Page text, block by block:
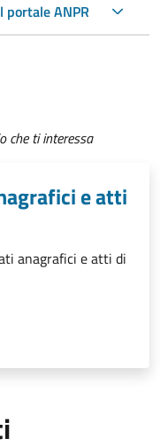
ANPR
che ti interessa
e atti
anagrafici e atti di